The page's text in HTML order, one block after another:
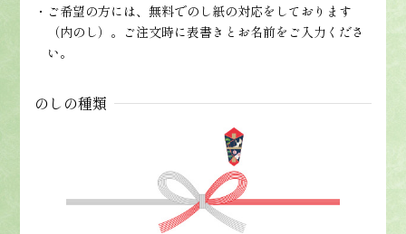
ご希望の方には、無料でのし紙の対応をしております
（内のし）。ご注文時に表書きとお名前をご入力くださ
い。
のしの種類